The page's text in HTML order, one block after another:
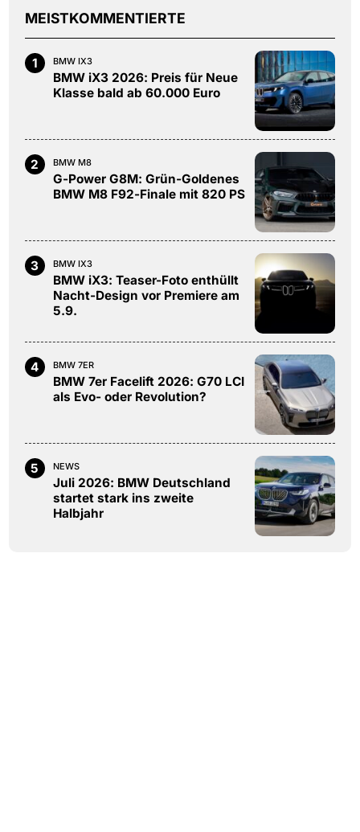
MEISTKOMMENTIERTE
1 BMW IX3
BMW iX3 2026: Preis für Neue
Klasse bald ab 60.000 Euro
2 BMW M8
G-Power G8M: Grün-Goldenes
BMW M8 F92-Finale mit 820 PS
3 BMW IX3
BMW iX3: Teaser-Foto enthüllt
Nacht-Design vor Premiere am
5.9.
4 BMW 7ER
BMW 7er Facelift 2026: G70 LCI
als Evo- oder Revolution?
5 NEWS
Juli 2026: BMW Deutschland
startet stark ins zweite
Halbjahr